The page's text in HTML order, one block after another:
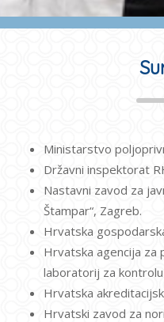
Ministarstvo
Državni inspektorat
Nastavni zavod za
Štampar“, Zagreb.
Hrvatska
Hrvatska agencija za
laboratorij za
Hrvatska
Hrvatski zavod za